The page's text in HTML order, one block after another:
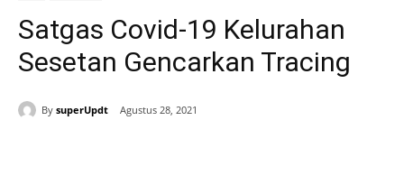
Satgas Covid-19 Kelurahan
Sesetan Gencarkan Tracing
By superUpdt Agustus 28, 2021